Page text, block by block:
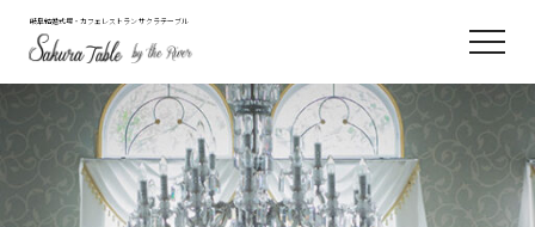
岐阜結婚式場・カフェレストラン サクラテーブル